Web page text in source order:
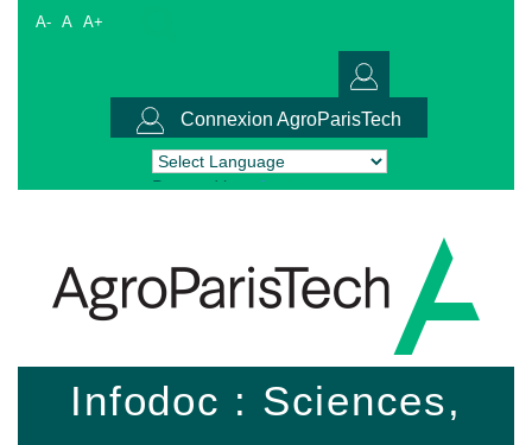
A- A A+
Connexion AgroParisTech
Powered by Translate
Infodoc : Sciences,